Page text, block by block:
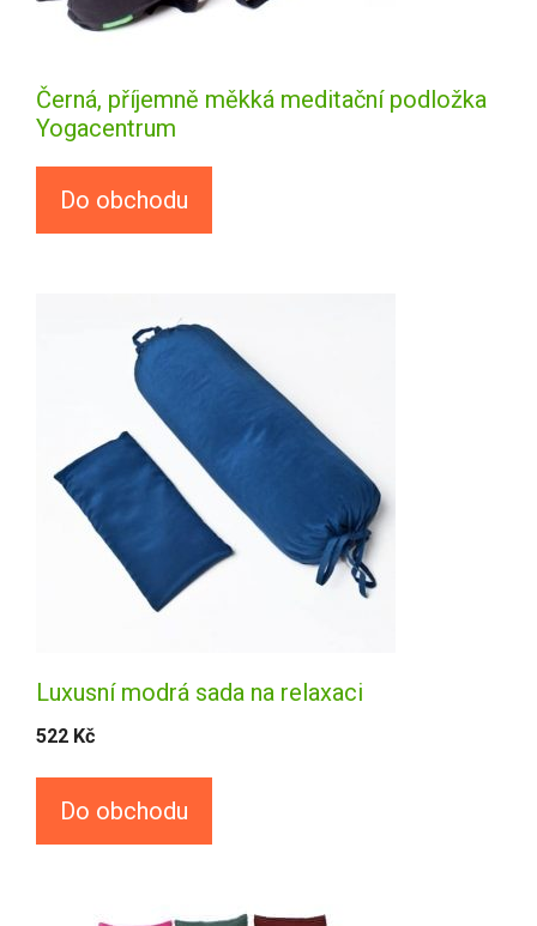
Černá, příjemně měkká meditační podložka
Yogacentrum
Do obchodu
Luxusní modrá sada na relaxaci
522 Kč
Do obchodu